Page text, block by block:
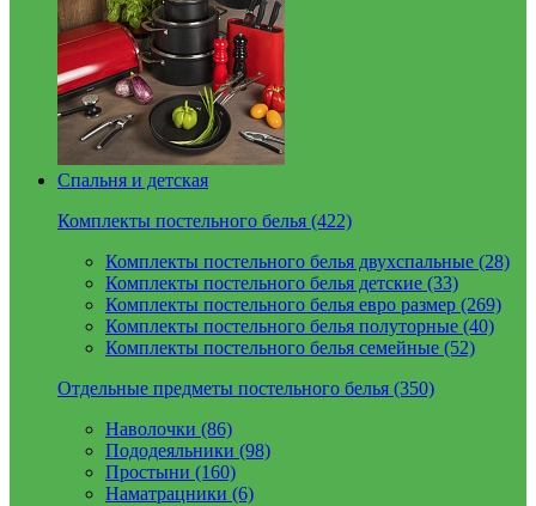
Спальня и детская
Комплекты постельного белья (422)
Комплекты постельного белья двухспальные (28)
Комплекты постельного белья детские (33)
Комплекты постельного белья евро размер (269)
Комплекты постельного белья полуторные (40)
Комплекты постельного белья семейные (52)
Отдельные предметы постельного белья (350)
Наволочки (86)
Пододеяльники (98)
Простыни (160)
Наматрацники (6)